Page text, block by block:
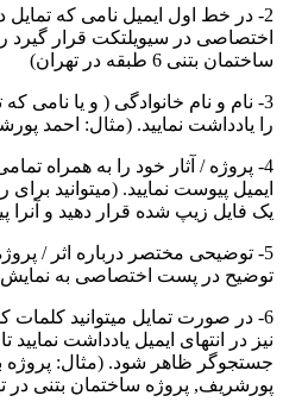
2- در خط اول ایمیل نامی که تمایل
اختصاصی در سیویلتکت قرار گیرد
ساختمان بتنی 6 طبقه در تهران)
3- نام و نام خانوادگی ( و یا نامی
را یادداشت نمایید. (مثال: احمد
4- پروژه / آثار خود را به همراه
ایمیل پیوست نمایید. (میتوانید
یک فایل زیپ شده قرار دهید و آنرا
5- توضیحی مختصر درباره اثر /
توضیح در پست اختصاصی به نمایش
6- در صورت تمایل میتوانید کلمات
نیز در انتهای ایمیل یادداشت
جستجوگر ظاهر شود. (مثال: پروژه
پورشریف, پروژه ساختمان بتنی در